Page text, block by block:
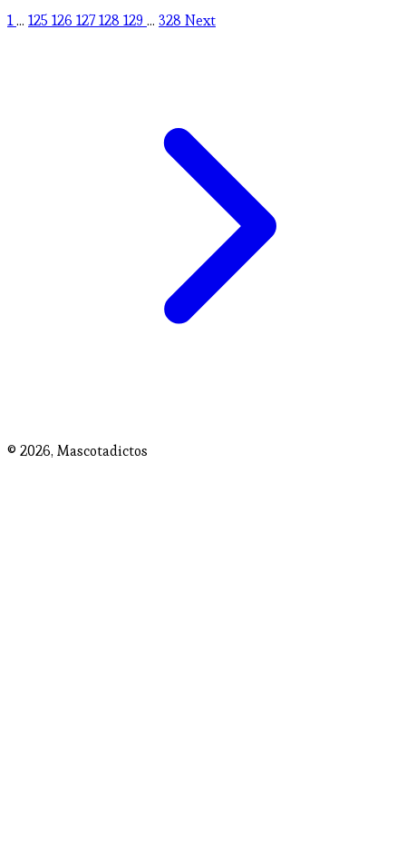
1... 125 126 127128 129 ... 328 Next
© 2026, Mascotadictos